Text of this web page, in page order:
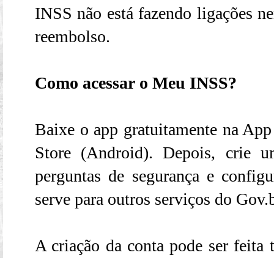
INSS não está fazendo ligações
reembolso.
Como acessar o Meu INSS?
Baixe o app gratuitamente na
Store (Android). Depois, crie
perguntas de segurança e
serve para outros serviços do
A criação da conta pode ser